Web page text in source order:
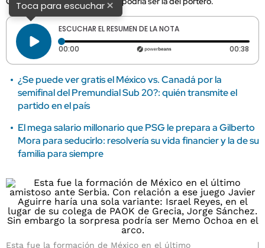
Toca para escuchar×
ESCUCHAR EL RESUMEN DE LA NOTA
00:00 Tiempo transcurrido: 0 segundos 00:38
¿Se puede ver gratis el México vs. Canadá por la
semifinal del Premundial Sub 20?: quién transmite el
partido en el país
El mega salario millonario que PSG le prepara a Gilberto
Mora para seducirlo: resolvería su vida financier y la de su
familia para siempre
Esta fue la formación de México en el último